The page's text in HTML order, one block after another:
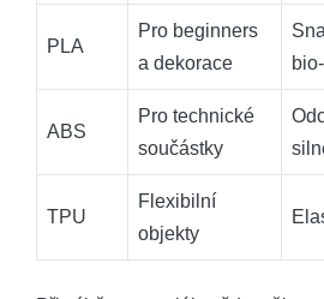
PLA
Pro beginners
a dekorace
ABS
Pro technické
součástky
TPU
Flexibilní
objekty